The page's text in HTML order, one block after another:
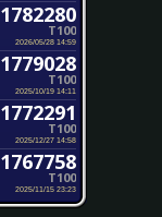
1782280
T100
2026/05/28 14:59
1779028
T100
2025/10/19 14:11
1772291
T100
2025/12/27 14:58
1767758
T100
2025/11/15 23:23